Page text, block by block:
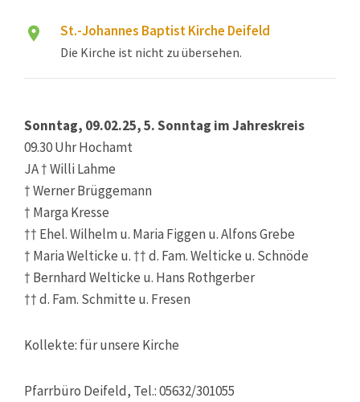
St.-Johannes Baptist Kirche Deifeld
Die Kirche ist nicht zu übersehen.
Sonntag, 09.02.25, 5. Sonntag im Jahreskreis
09.30 Uhr Hochamt
JA † Willi Lahme
† Werner Brüggemann
† Marga Kresse
†† Ehel. Wilhelm u. Maria Figgen u. Alfons Grebe
† Maria Welticke u. †† d. Fam. Welticke u. Schnöde
† Bernhard Welticke u. Hans Rothgerber
†† d. Fam. Schmitte u. Fresen
Kollekte: für unsere Kirche
Pfarrbüro Deifeld, Tel.: 05632/301055